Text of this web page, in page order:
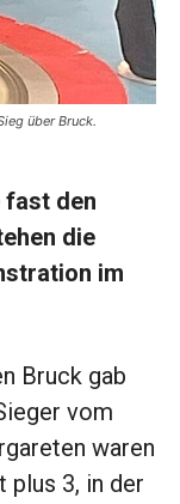
über Bruck.
fast den
die
im
Bruck gab
vom
waren
plus 3, in der